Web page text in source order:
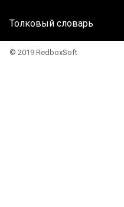
Толковый словарь
© 2019 RedboxSoft